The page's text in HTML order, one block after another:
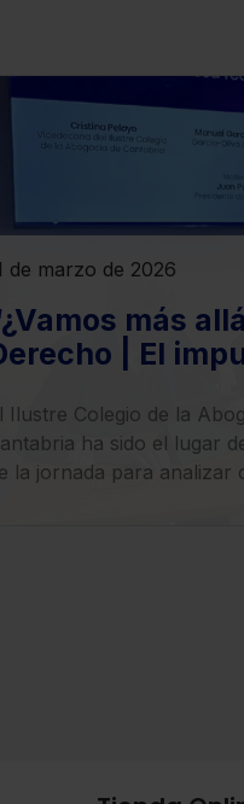
de marzo de 2026
más
| El
nivel”,
Ilustre Colegio de la
ha sido el lugar
la jornada para analizar